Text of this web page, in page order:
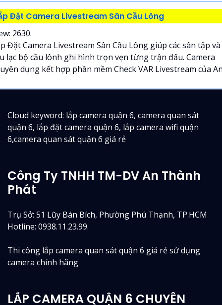
Đặt Camera Livestream Sân Cầu Lông
2630.
Đặt Camera Livestream Sân Cầu Lông giúp các sân tập và
lạc bộ cầu lônh ghi hình trọn vẹn từng trận đấu. Camera
dụng kết hợp phần mềm Check VAR Livestream của
Cloud keyword: lắp camera quận 6, camera quan sát
quận 6, lắp đặt camera quận 6, lắp camera wifi quận
6,camera quan sát quận 6 giá rẻ
Công Ty TNHH TM-DV An Thành
Phát
Trụ Sở: 51 Lũy Bán Bích, Phường Phú Thạnh, TP.HCM
Hotline: 0938.11.23.99.
Thi công lắp camera quan sát quận 6 giá rẻ sử dụng
camera chính hãng
LẮP CAMERA QUẬN 6 CHUYÊN